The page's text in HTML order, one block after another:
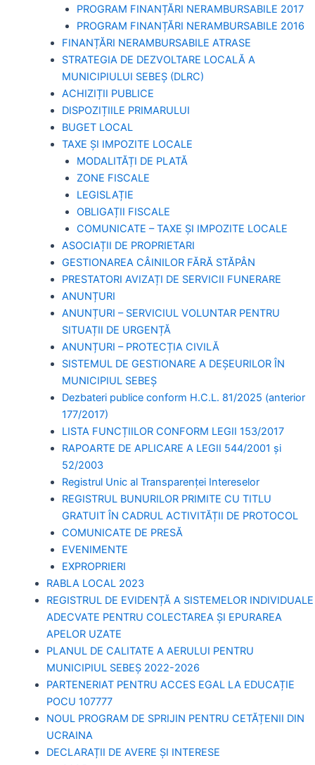
PROGRAM FINANȚĂRI NERAMBURSABILE 2017
PROGRAM FINANȚĂRI NERAMBURSABILE 2016
FINANȚĂRI NERAMBURSABILE ATRASE
STRATEGIA DE DEZVOLTARE LOCALĂ A
MUNICIPIULUI SEBEȘ (DLRC)
ACHIZIȚII PUBLICE
DISPOZIȚIILE PRIMARULUI
BUGET LOCAL
TAXE ȘI IMPOZITE LOCALE
MODALITĂȚI DE PLATĂ
ZONE FISCALE
LEGISLAȚIE
OBLIGAȚII FISCALE
COMUNICATE – TAXE ȘI IMPOZITE LOCALE
ASOCIAȚII DE PROPRIETARI
GESTIONAREA CÂINILOR FĂRĂ STĂPÂN
PRESTATORI AVIZAȚI DE SERVICII FUNERARE
ANUNȚURI
ANUNȚURI – SERVICIUL VOLUNTAR PENTRU
SITUAȚII DE URGENȚĂ
ANUNȚURI – PROTECȚIA CIVILĂ
SISTEMUL DE GESTIONARE A DEȘEURILOR ÎN
MUNICIPIUL SEBEȘ
Dezbateri publice conform H.C.L. 81/2025 (anterior
177/2017)
LISTA FUNCȚIILOR CONFORM LEGII 153/2017
RAPOARTE DE APLICARE A LEGII 544/2001 și
52/2003
Registrul Unic al Transparenței Intereselor
REGISTRUL BUNURILOR PRIMITE CU TITLU
GRATUIT ÎN CADRUL ACTIVITĂȚII DE PROTOCOL
COMUNICATE DE PRESĂ
EVENIMENTE
EXPROPRIERI
RABLA LOCAL 2023
REGISTRUL DE EVIDENȚĂ A SISTEMELOR INDIVIDUALE
ADECVATE PENTRU COLECTAREA ȘI EPURAREA
APELOR UZATE
PLANUL DE CALITATE A AERULUI PENTRU
MUNICIPIUL SEBEȘ 2022-2026
PARTENERIAT PENTRU ACCES EGAL LA EDUCAȚIE
POCU 107777
NOUL PROGRAM DE SPRIJIN PENTRU CETĂȚENII DIN
UCRAINA
DECLARAȚII DE AVERE ȘI INTERESE